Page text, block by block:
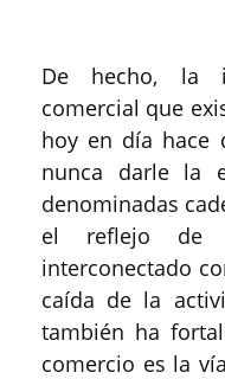
De hecho, la
comercial que
hoy en día hace
nunca darle la
denominadas
el reflejo de
interconectado
caída de la
también ha
comercio es la